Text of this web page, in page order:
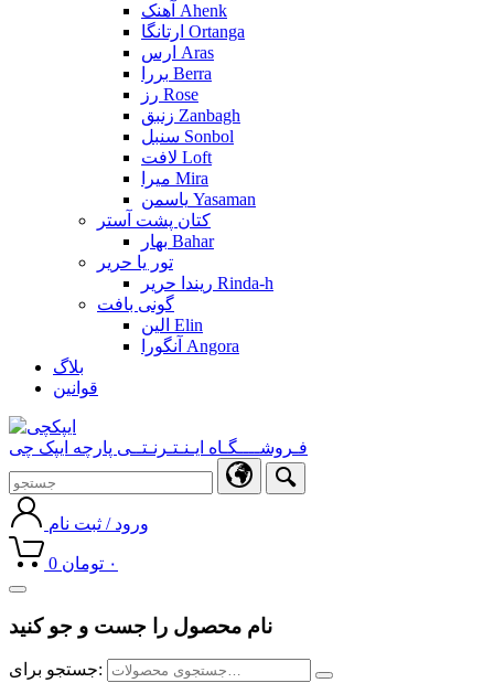
آهنک Ahenk
ارتانگا Ortanga
ارس Aras
بررا Berra
رز Rose
زنبق Zanbagh
سنبل Sonbol
لافت Loft
میرا Mira
یاسمن Yasaman
کتان پشت آستر
بهار Bahar
تور یا حریر
ریندا حریر Rinda-h
گونی بافت
الین Elin
آنگورا Angora
بلاگ
قوانین
فـروشــــگـاه ایـنـتـرنـتــی پارچه ایپک چی
ورود / ثبت نام
0 ۰ تومان
Toggle
navigation
نام محصول را جست و جو کنید
جستجو برای: